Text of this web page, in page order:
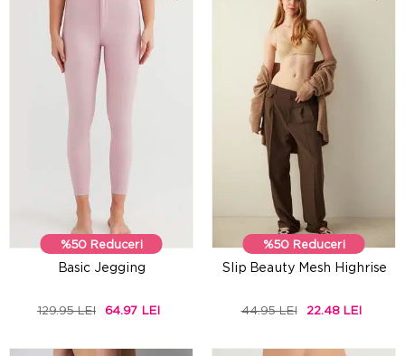
%50 Reduceri
Basic Jegging
129.95 LEI 64.97 LEI
%50 Reduceri
Slip Beauty Mesh Highrise
44.95 LEI 22.48 LEI